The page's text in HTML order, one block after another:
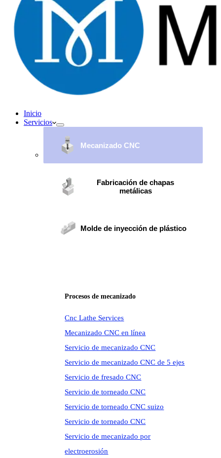
Inicio
Servicios
Mecanizado CNC
Fabricación de chapas
metálicas
Molde de inyección de plástico
Procesos de mecanizado
Cnc Lathe Services
Mecanizado CNC en línea
Servicio de mecanizado CNC
Servicio de mecanizado CNC de 5 ejes
Servicio de fresado CNC
Servicio de torneado CNC
Servicio de torneado CNC suizo
Servicio de torneado CNC
Servicio de mecanizado por
electroerosión